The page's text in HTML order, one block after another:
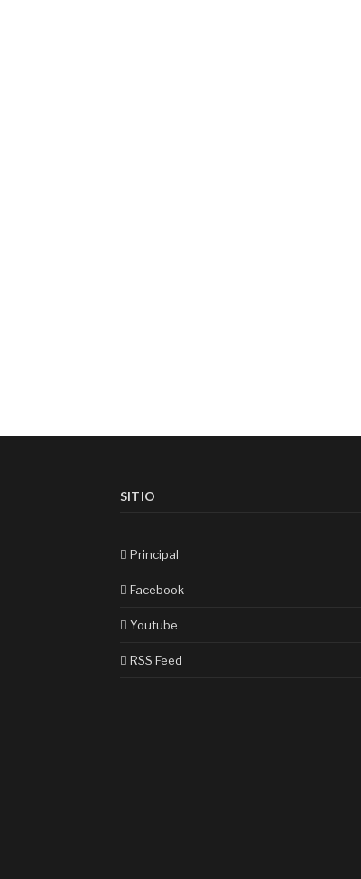
SITIO
Principal
Facebook
Youtube
RSS Feed